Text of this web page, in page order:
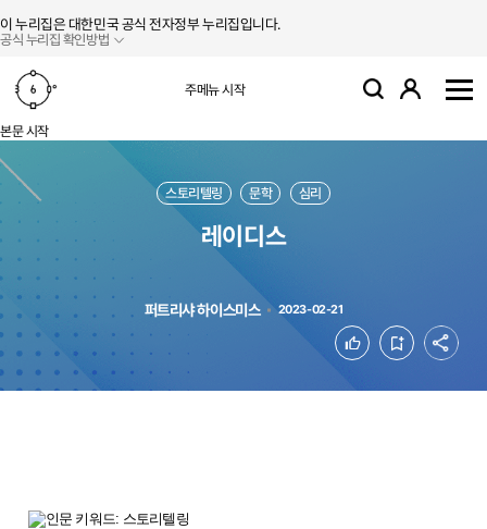
이 누리집은 대한민국 공식 전자정부 누리집입니다.
공식 누리집 확인방법
주메뉴 시작 검색 로그인
본문 시작
스토리텔링 문학 심리
레이디스
퍼트리샤 하이스미스 2023-02-21
좋아요 북마크